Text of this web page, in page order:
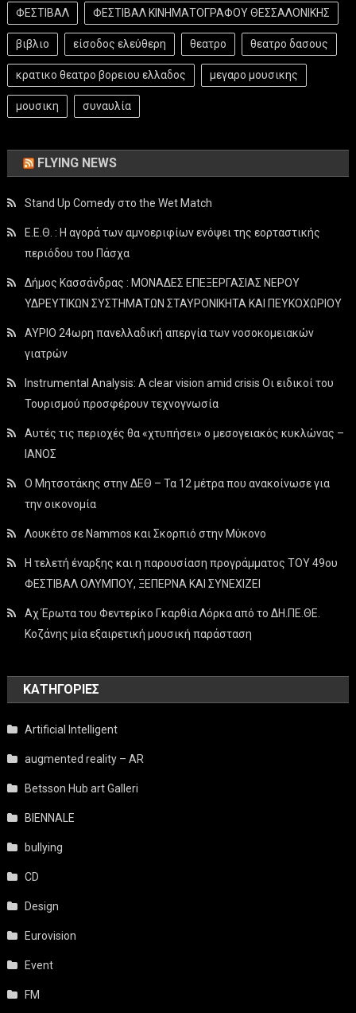
ΦΕΣΤΙΒΑΛ ΦΕΣΤΙΒΑΛ ΚΙΝΗΜΑΤΟΓΡΑΦΟΥ ΘΕΣΣΑΛΟΝΙΚΗΣ
βιβλιο είσοδος ελεύθερη θεατρο θεατρο δασους
κρατικο θεατρο βορειου ελλαδος μεγαρο μουσικης
μουσικη συναυλία
FLYING NEWS
Stand Up Comedy στο the Wet Match
Ε.Ε.Θ. : Η αγορά των αμνοεριφίων ενόψει της εορταστικής
περιόδου του Πάσχα
Δήμος Κασσάνδρας : ΜΟΝΑΔΕΣ ΕΠΕΞΕΡΓΑΣΙΑΣ ΝΕΡΟΥ
ΥΔΡΕΥΤΙΚΩΝ ΣΥΣΤΗΜΑΤΩΝ ΣΤΑΥΡΟΝΙΚΗΤΑ ΚΑΙ ΠΕΥΚΟΧΩΡΙΟΥ
ΑΥΡΙΟ 24ωρη πανελλαδική απεργία των νοσοκομειακών
γιατρών
Instrumental Analysis: A clear vision amid crisis Οι ειδικοί του
Τουρισμού προσφέρουν τεχνογνωσία
Αυτές τις περιοχές θα «χτυπήσει» ο μεσογειακός κυκλώνας –
ΙΑΝΟΣ
Ο Μητσοτάκης στην ΔΕΘ – Τα 12 μέτρα που ανακοίνωσε για
την οικονομία
Λουκέτο σε Nammos και Σκορπιό στην Μύκονο
Η τελετή έναρξης και η παρουσίαση προγράμματος ΤΟΥ 49ου
ΦΕΣΤΙΒΑΛ ΟΛΥΜΠΟΥ, ΞΕΠΕΡΝΑ ΚΑΙ ΣΥΝΕΧΙΖΕΙ
Αχ Έρωτα του Φεντερίκο Γκαρθία Λόρκα από το ΔΗ.ΠΕ.ΘΕ.
Κοζάνης μία εξαιρετική μουσική παράσταση
KΑΤΗΓΟΡΊΕΣ
Artificial Intelligent
augmented reality – AR
Betsson Hub art Galleri
BIENNALE
bullying
CD
Design
Eurovision
Event
FM